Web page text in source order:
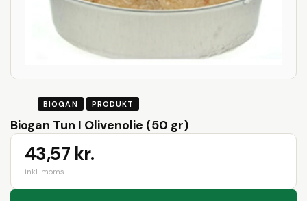
BIOGAN PRODUKT
Biogan Tun I Olivenolie (50 gr)
43,57 kr.
inkl. moms